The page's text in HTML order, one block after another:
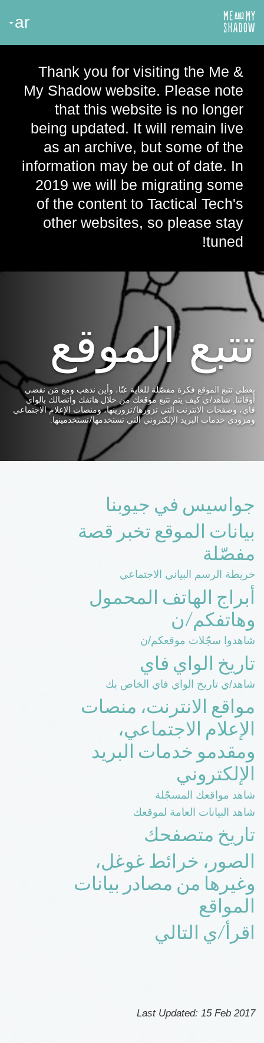
Thank you for visiting the Me &
My Shadow website. Please note
that this website is no longer
being updated. It will remain live
as an archive, but some of the
information may be out of date. In
2019 we will be migrating some
of the content to Tactical Tech's
other websites, so please stay
tuned!
ar
تتبع الموقع
يعطي تتبع الموقع فكرة مفصّلة للغاية عنّا، وأين نذهب ومع مَن نقضي
أوقاتنا. شاهد/ي كيف يتم تتبع موقعك من خلال هاتفك واتصالك بالواي
فاي، وصفحات الانترنت التي تزورها/تزورينها، ومنصات الإعلام الاجتماعي
ومزودي خدمات البريد الإلكتروني التي تستخدمها/تستخدمينها.
جواسيس في جيوبنا
بيانات الموقع تخبر قصة
مفصّلة
خريطة الرسم البياني الاجتماعي
أبراج الهاتف المحمول
وهاتفكم/ن
شاهدوا سجّلات موقعكم/ن
تاريخ الواي فاي
شاهد/ي تاريخ الواي فاي الخاص بك
مواقع الانترنت، منصات
الإعلام الاجتماعي،
ومقدمو خدمات البريد
الإلكتروني
شاهد مواقعك المسجّلة
شاهد البيانات العامة لموقعك
تاريخ متصفحك
الصور، خرائط غوغل،
وغيرها من مصادر بيانات
المواقع
اقرأ/ي التالي
Last Updated: 15 Feb 2017